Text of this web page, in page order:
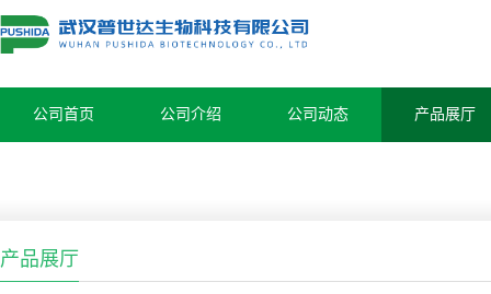
公司首页 公司介绍 公司动态 产品展厅
产品展厅